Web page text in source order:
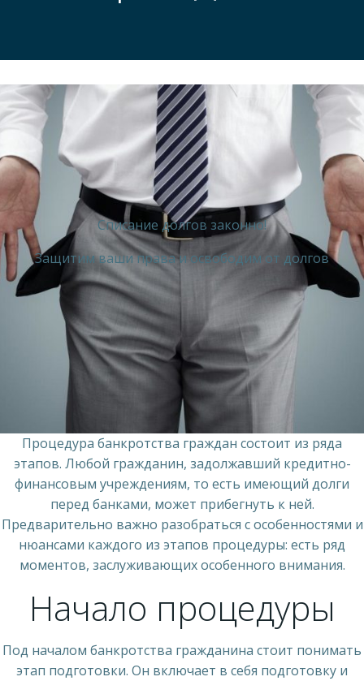
Списание долгов законно!
Защитим ваши права и освободим от долгов
Процедура банкротства граждан состоит из ряда
этапов. Любой гражданин, задолжавший кредитно-
финансовым учреждениям, то есть имеющий долги
перед банками, может прибегнуть к ней.
Предварительно важно разобраться с особенностями и
нюансами каждого из этапов процедуры: есть ряд
моментов, заслуживающих особенного внимания.
Начало процедуры
Под началом банкротства гражданина стоит понимать
этап подготовки. Он включает в себя подготовку и